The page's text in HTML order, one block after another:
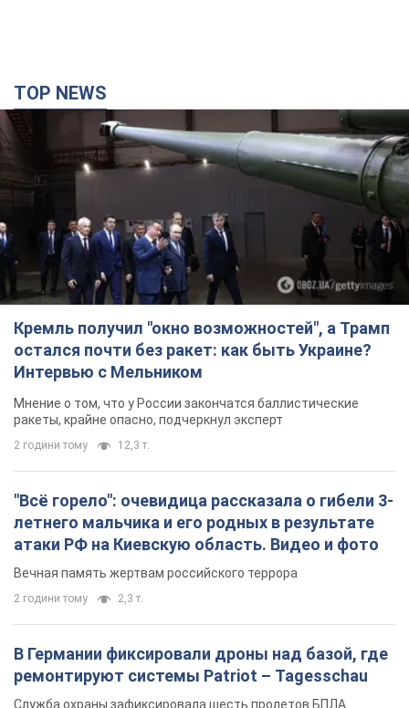
TOP NEWS
Кремль получил "окно возможностей", а Трамп
остался почти без ракет: как быть Украине?
Интервью с Мельником
Мнение о том, что у России закончатся баллистические
ракеты, крайне опасно, подчеркнул эксперт
2 години тому 12,3 т.
"Всё горело": очевидица рассказала о гибели 3-
летнего мальчика и его родных в результате
атаки РФ на Киевскую область. Видео и фото
Вечная память жертвам российского террора
2 години тому 2,3 т.
В Германии фиксировали дроны над базой, где
ремонтируют системы Patriot – Tagesschau
Служба охраны зафиксировала шесть пролетов БПЛА